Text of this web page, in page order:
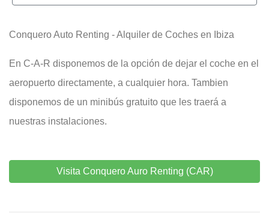
Conquero Auto Renting - Alquiler de Coches en Ibiza
En C-A-R disponemos de la opción de dejar el coche en el
aeropuerto directamente, a cualquier hora. Tambien
disponemos de un minibús gratuito que les traerá a
nuestras instalaciones.
Visita Conquero Auro Renting (CAR)